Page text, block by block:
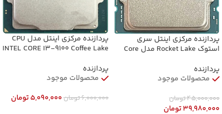
پردازنده مرکزی اینتل سری
استوک Rocket Lake مدل Core
پردازنده
محصولات موجود
45,000,000تومان
39,980,000تومان
پردازنده مرکزی اینتل مدل CPU
INTEL CORE I3-9100 Coffee Lake
پردازنده
محصولات موجود
6,000,000تومان5,090,000تومان